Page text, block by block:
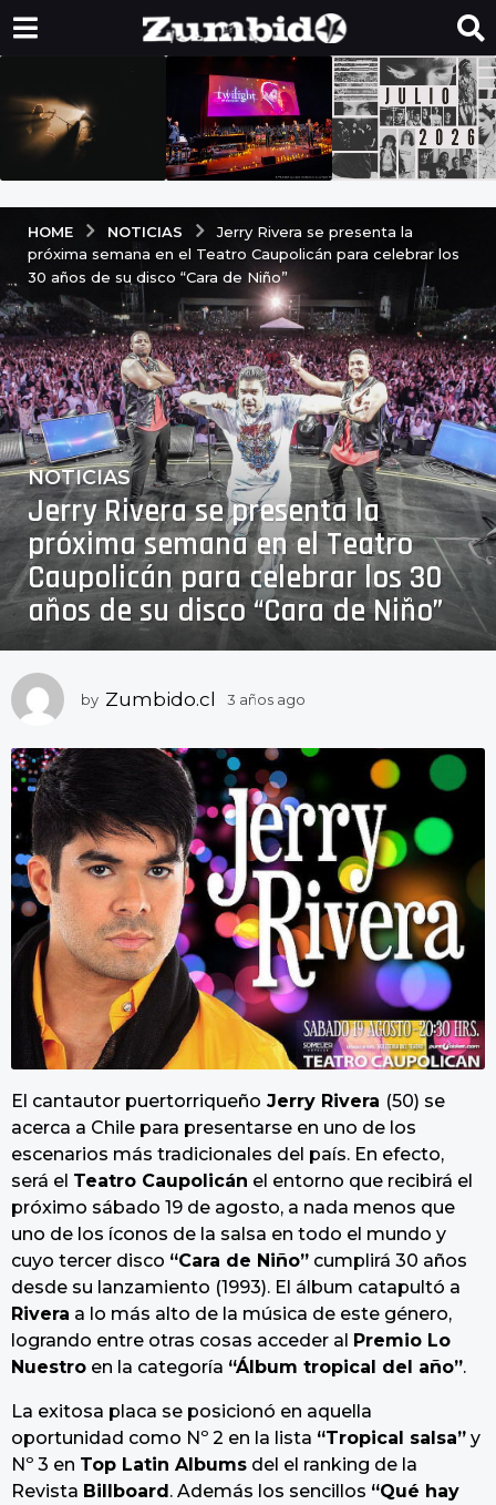
HOME NOTICIAS
Jerry Rivera se presenta la
próxima semana en el Teatro Caupolicán para celebrar los
30 años de su disco “Cara de Niño”
3
a
ñ
o
s
a
3
a
ñ
o
s
a
g
o
NOTICIAS
Jerry Rivera se presenta la
próxima semana en el Teatro
Caupolicán para celebrar los 30
años de su disco “Cara de Niño”
by Zumbido.cl 3 años ago
o
a
g
El cantautor puertorriqueño Jerry Rivera (50) se
acerca a Chile para presentarse en uno de los
escenarios más tradicionales del país. En efecto,
será el Teatro Caupolicán el entorno que recibirá el
próximo sábado 19 de agosto, a nada menos que
uno de los íconos de la salsa en todo el mundo y
cuyo tercer disco “Cara de Niño” cumplirá 30 años
desde su lanzamiento (1993). El álbum catapultó a
Rivera a lo más alto de la música de este género,
logrando entre otras cosas acceder al Premio Lo
Nuestro en la categoría “Álbum tropical del año”.
La exitosa placa se posicionó en aquella
oportunidad como Nº 2 en la lista “Tropical salsa” y
Nº 3 en Top Latin Albums del el ranking de la
Revista Billboard. Además los sencillos “Qué hay